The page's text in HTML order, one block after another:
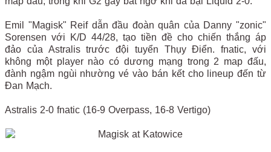
Emil "Magisk" Reif dẫn đầu đoàn quân của Danny "zonic"
Sorensen với K/D 44/28, tạo tiền đề cho chiến thắng áp
đảo của Astralis trước đội tuyển Thụy Điển. fnatic, với
không một player nào có dương mạng trong 2 map đấu,
đành ngậm ngùi nhường vé vào bán kết cho lineup đến từ
Đan Mạch.
Astralis 2-0 fnatic (16-9 Overpass, 16-8 Vertigo)